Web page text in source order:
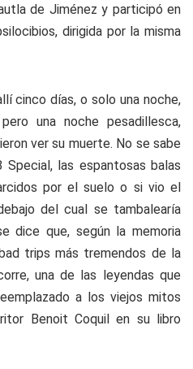
de Jiménez y participó en
dirigida por la misma
cinco días, o solo una noche,
una noche pesadillesca,
ver su muerte. No se sabe
las espantosas balas
por el suelo o si vio el
del cual se tambalearía
dice que, según la memoria
trips más tremendos de la
una de las leyendas que
a los viejos mitos
Benoit Coquil en su libro